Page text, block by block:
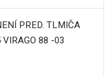
PRED. TLMIČA
88 -03